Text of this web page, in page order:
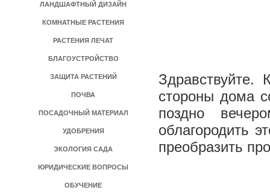
ЛАНДШАФТНЫЙ ДИЗАЙН
КОМНАТНЫЕ РАСТЕНИЯ
РАСТЕНИЯ ЛЕЧАТ
БЛАГОУСТРОЙСТВО
ЗАЩИТА РАСТЕНИЙ
ПОЧВА
ПОСАДОЧНЫЙ МАТЕРИАЛ
УДОБРЕНИЯ
ЭКОЛОГИЯ САДА
ЮРИДИЧЕСКИЕ ВОПРОСЫ
ОБУЧЕНИЕ
стороны дома
поздно
облагородить
преобразить